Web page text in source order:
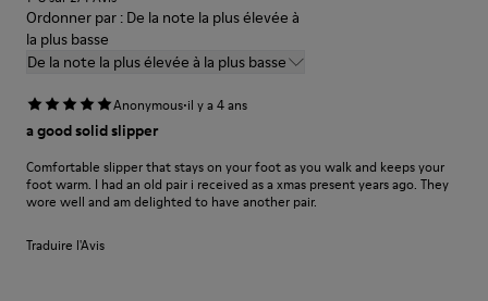
Ordonner par : De la note la plus élevée à
la plus basse
De la note la plus élevée à la plus basse
Anonymous·il y a 4 ans
a good solid slipper
Comfortable slipper that stays on your foot as you walk and keeps your
foot warm. I had an old pair i received as a xmas present years ago. They
wore well and am delighted to have another pair.
Traduire l'Avis